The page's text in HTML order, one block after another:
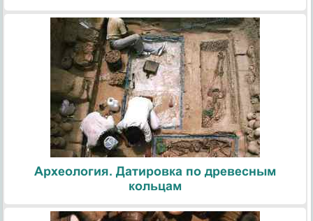
Археология. Датировка по древесным
кольцам